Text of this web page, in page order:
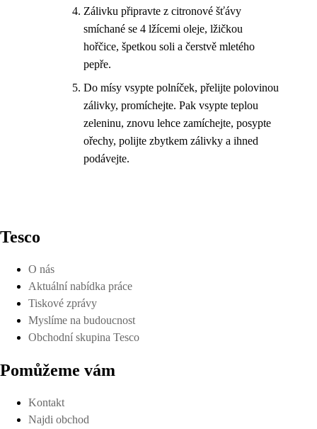
Zálivku připravte z citronové šťávy
smíchané se 4 lžícemi oleje, lžičkou
hořčice, špetkou soli a čerstvě mletého
pepře.
Do mísy vsypte polníček, přelijte polovinou
zálivky, promíchejte. Pak vsypte teplou
zeleninu, znovu lehce zamíchejte, posypte
ořechy, polijte zbytkem zálivky a ihned
podávejte.
Tesco
O nás
Aktuální nabídka práce
Tiskové zprávy
Myslíme na budoucnost
Obchodní skupina Tesco
Pomůžeme vám
Kontakt
Najdi obchod